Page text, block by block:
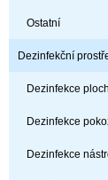
Ostatní
Dezinfekční
Dezinfekce
Dezinfekce
Dezinfekce